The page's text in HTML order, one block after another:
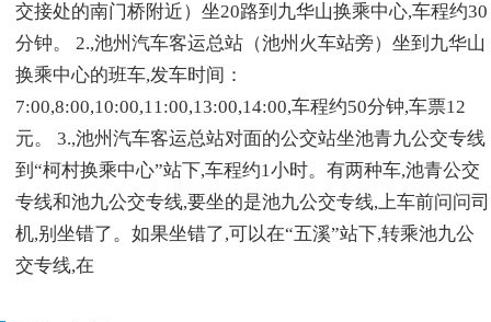
交接处的南门桥附近）坐20路到九华山换乘中心,车程约30
分钟。 2.,池州汽车客运总站（池州火车站旁）坐到九华山
换乘中心的班车,发车时间：
7:00,8:00,10:00,11:00,13:00,14:00,车程约50分钟,车票12
元。 3.,池州汽车客运总站对面的公交站坐池青九公交专线
到“柯村换乘中心”站下,车程约1小时。有两种车,池青公交
专线和池九公交专线,要坐的是池九公交专线,上车前问问司
机,别坐错了。如果坐错了,可以在“五溪”站下,转乘池九公
交专线,在